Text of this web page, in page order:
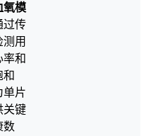
氧模
过传
测用
率和
和
单片
关键
数